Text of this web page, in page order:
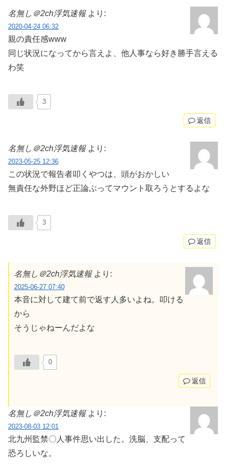
名無し＠2ch浮気速報 より:
2020-04-24 06:32
親の責任感www
同じ状況になってから言えよ、他人事なら好き勝手言える
わ笑
3
返信
名無し＠2ch浮気速報 より:
2023-05-25 12:36
この状況で報告者叩くやつは、頭がおかしい
無責任な外野ほど正論ぶってマウント取ろうとするよな
3
返信
名無し＠2ch浮気速報 より:
2025-06-27 07:40
本音に対して建て前で返す人多いよね。叩ける
から
そうじゃねーんだよな
0
返信
名無し＠2ch浮気速報 より:
2023-08-03 12:01
北九州監禁〇人事件思い出した。洗脳、支配って
恐ろしいな。